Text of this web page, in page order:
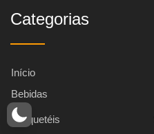
Categorias
Início
Bebidas
Coquetéis